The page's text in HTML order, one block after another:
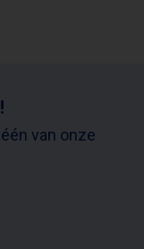
van onze